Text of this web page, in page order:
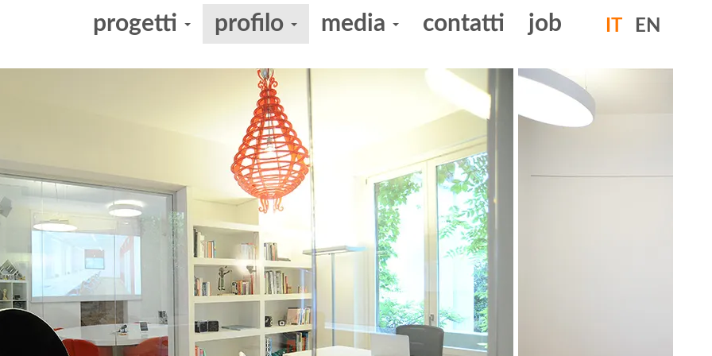
IT EN
progetti profilo media contatti job